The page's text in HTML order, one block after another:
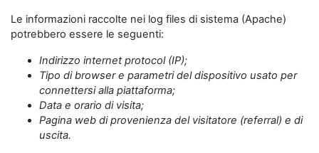
Le informazioni raccolte nei log files di sistema (Apache)
potrebbero essere le seguenti:
Indirizzo internet protocol (IP);
Tipo di browser e parametri del dispositivo usato per
connettersi alla piattaforma;
Data e orario di visita;
Pagina web di provenienza del visitatore (referral) e di
uscita.